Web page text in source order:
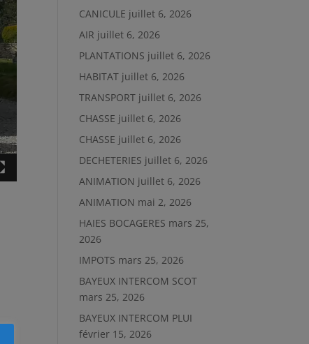
CANICULE juillet 6, 2026
AIR juillet 6, 2026
PLANTATIONS juillet 6, 2026
HABITAT juillet 6, 2026
TRANSPORT juillet 6, 2026
CHASSE juillet 6, 2026
CHASSE juillet 6, 2026
DECHETERIES juillet 6, 2026
ANIMATION juillet 6, 2026
ANIMATION mai 2, 2026
HAIES BOCAGERES mars 25,
2026
IMPOTS mars 25, 2026
BAYEUX INTERCOM SCOT
mars 25, 2026
BAYEUX INTERCOM PLUI
février 15, 2026